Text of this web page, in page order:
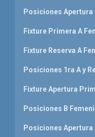
Posiciones Apertura
Fixture Primera A
Fixture Reserva A
Posiciones 1ra A y
Fixture Apertura
Posiciones B
Posiciones